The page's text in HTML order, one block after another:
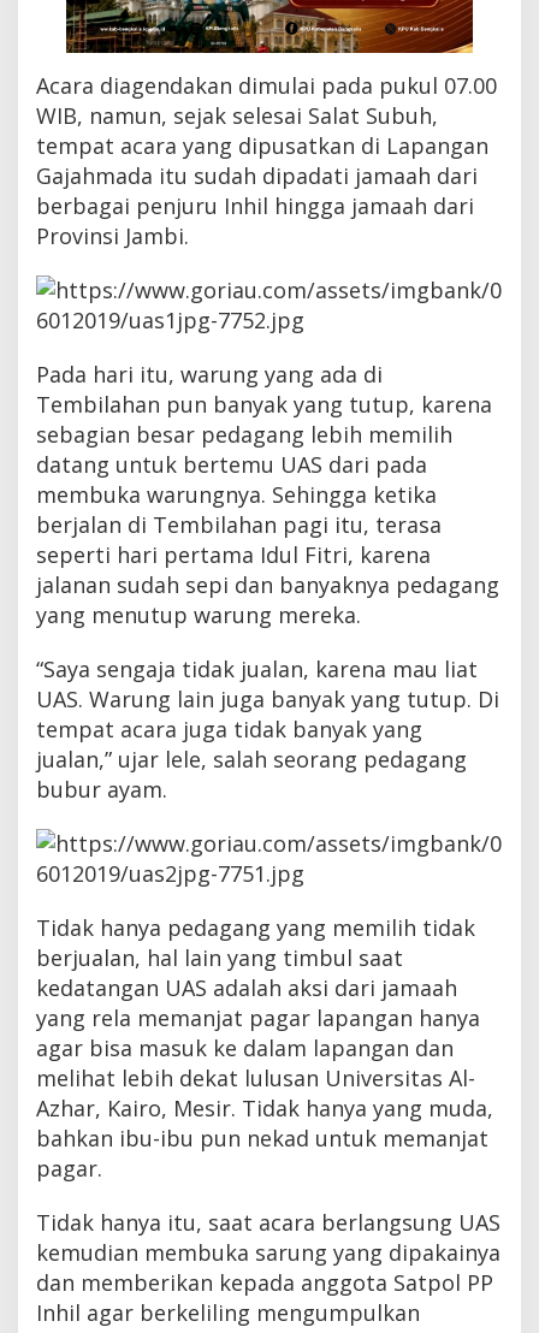
i
n
S
a
u
n
s
i
n
g
p
a
i
R
p
2
0
0
J
u
t
a
Acara diagendakan dimulai pada pukul 07.00
WIB, namun, sejak selesai Salat Subuh,
tempat acara yang dipusatkan di Lapangan
Gajahmada itu sudah dipadati jamaah dari
berbagai penjuru Inhil hingga jamaah dari
Provinsi Jambi.
Pada hari itu, warung yang ada di
Tembilahan pun banyak yang tutup, karena
sebagian besar pedagang lebih memilih
datang untuk bertemu UAS dari pada
membuka warungnya. Sehingga ketika
berjalan di Tembilahan pagi itu, terasa
seperti hari pertama Idul Fitri, karena
jalanan sudah sepi dan banyaknya pedagang
yang menutup warung mereka.
“Saya sengaja tidak jualan, karena mau liat
UAS. Warung lain juga banyak yang tutup. Di
tempat acara juga tidak banyak yang
jualan,” ujar lele, salah seorang pedagang
bubur ayam.
Tidak hanya pedagang yang memilih tidak
berjualan, hal lain yang timbul saat
kedatangan UAS adalah aksi dari jamaah
yang rela memanjat pagar lapangan hanya
agar bisa masuk ke dalam lapangan dan
melihat lebih dekat lulusan Universitas Al-
Azhar, Kairo, Mesir. Tidak hanya yang muda,
bahkan ibu-ibu pun nekad untuk memanjat
pagar.
Tidak hanya itu, saat acara berlangsung UAS
kemudian membuka sarung yang dipakainya
dan memberikan kepada anggota Satpol PP
Inhil agar berkeliling mengumpulkan